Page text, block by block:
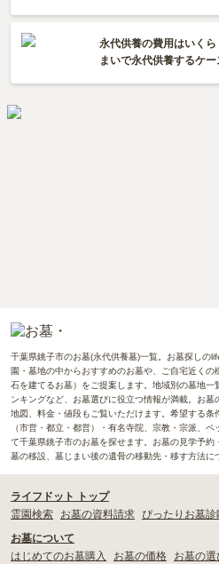
永代供養の費用はいく
まいで永代供養するケ
千葉県銚子市のお墓(永代供養墓)一覧。お墓探しの
園・墓地の中からおすすめのお墓や、ご自宅近く
石を建てるお墓）をご提案します。地域別の墓地一
ンキングなど、お墓選びに役立つ情報が満載。お墓
地図、料金・値段もご覧いただけます。希望する
（市営・都立・都営）・有名寺院、宗教・宗派、
て千葉県銚子市のお墓を探せます。お墓の見学予
墓の移設、墓じまい後の遺骨の移動先・移す方法に
ライフドット トップ
霊園検索
お墓の資料請求 ぴったりお墓診
お墓について
はじめてのお墓購入
お墓の価格 お墓の選